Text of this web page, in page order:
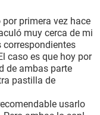
primera vez hace
muy cerca de mi
caso es que hoy por
de ambas parte
pastilla de
usarlo